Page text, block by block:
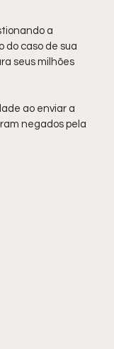
a
do caso de sua
seus milhões
ao enviar a
negados pela